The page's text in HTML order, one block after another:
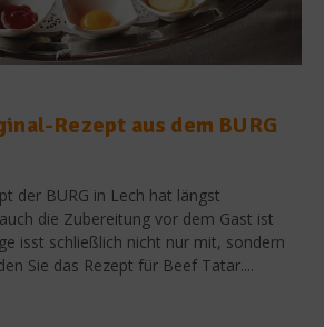
Rezept aus dem BURG
der BURG in Lech hat längst
die Zubereitung vor dem Gast ist
isst schließlich nicht nur mit, sondern
Sie das Rezept für Beef Tatar....